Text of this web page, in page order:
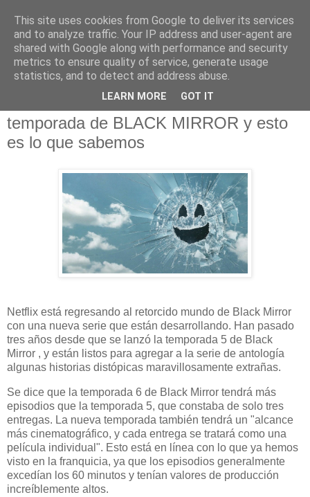
Netflix está desarrollando una nueva
temporada de BLACK MIRROR y esto
es lo que sabemos
Netflix está regresando al retorcido mundo de Black Mirror
con una nueva serie que están desarrollando. Han pasado
tres años desde que se lanzó la temporada 5 de Black
Mirror , y están listos para agregar a la serie de antología
algunas historias distópicas maravillosamente extrañas.
Se dice que la temporada 6 de Black Mirror tendrá más
episodios que la temporada 5, que constaba de solo tres
entregas. La nueva temporada también tendrá un "alcance
más cinematográfico, y cada entrega se tratará como una
película individual". Esto está en línea con lo que ya hemos
visto en la franquicia, ya que los episodios generalmente
excedían los 60 minutos y tenían valores de producción
increíblemente altos.
This site uses cookies from Google to deliver its services
and to analyze traffic. Your IP address and user-agent are
shared with Google along with performance and security
metrics to ensure quality of service, generate usage
statistics, and to detect and address abuse.
LEARN MORE GOT IT